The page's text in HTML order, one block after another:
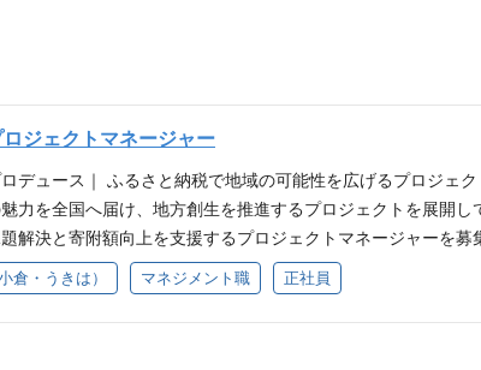
ジェクトマネージャー
デュース｜ ふるさと納税で地域の可能性を広げるプロジェ
力を全国へ届け、地方創生を推進するプロジェクトを展開し
解決と寄附額向上を支援するプロジェクトマネージャーを募
、関係者との調整まで、プロジェクト全体を推進していただ
自治体の課題ヒアリング ・ふるさと納税事業の改善提案 ・
チーム、外部パートナーとの調整 ・スケジュール / KPI管理
ータや寄附動向の分析 ・返礼品ラインナップの改善提案 ・
倉・うきは） マネジメント職 正社員